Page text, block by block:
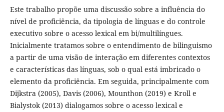
Este trabalho propõe uma discussão sobre a influência do
nível de proficiência, da tipologia de línguas e do controle
executivo sobre o acesso lexical em bi/multilíngues.
Inicialmente tratamos sobre o entendimento de bilinguismo
a partir de uma visão de interação em diferentes contextos
e características das línguas, sob o qual está imbricado o
elemento da proficiência. Em seguida, principalmente com
Dijkstra (2005), Davis (2006), Mounthon (2019) e Kroll e
Bialystok (2013) dialogamos sobre o acesso lexical e